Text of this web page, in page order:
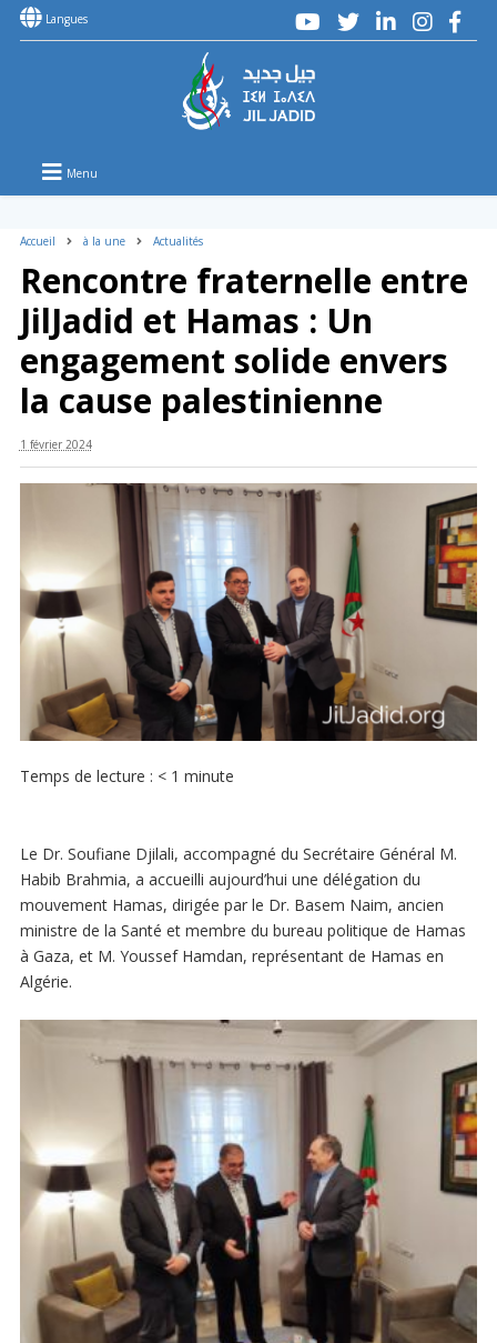
Langues
Menu
Accueil à la une Actualités
Rencontre fraternelle entre
JilJadid et Hamas : Un
engagement solide envers
la cause palestinienne
1 février 2024
Temps de lecture : < 1 minute
Le Dr. Soufiane Djilali, accompagné du Secrétaire Général M.
Habib Brahmia, a accueilli aujourd’hui une délégation du
mouvement Hamas, dirigée par le Dr. Basem Naim, ancien
ministre de la Santé et membre du bureau politique de Hamas
à Gaza, et M. Youssef Hamdan, représentant de Hamas en
Algérie.